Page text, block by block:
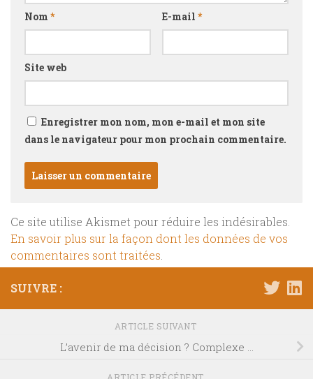
Nom * E-mail *
Site web
Enregistrer mon nom, mon e-mail et mon site
dans le navigateur pour mon prochain commentaire.
Ce site utilise Akismet pour réduire les indésirables.
En savoir plus sur la façon dont les données de vos
commentaires sont traitées.
SUIVRE :
ARTICLE SUIVANT
L’avenir de ma décision ? Complexe …